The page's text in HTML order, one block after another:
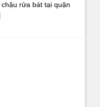
rửa bát tại quận